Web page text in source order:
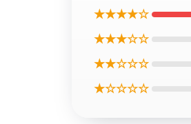
★★★★☆
★★★☆☆
★★☆☆☆
★☆☆☆☆